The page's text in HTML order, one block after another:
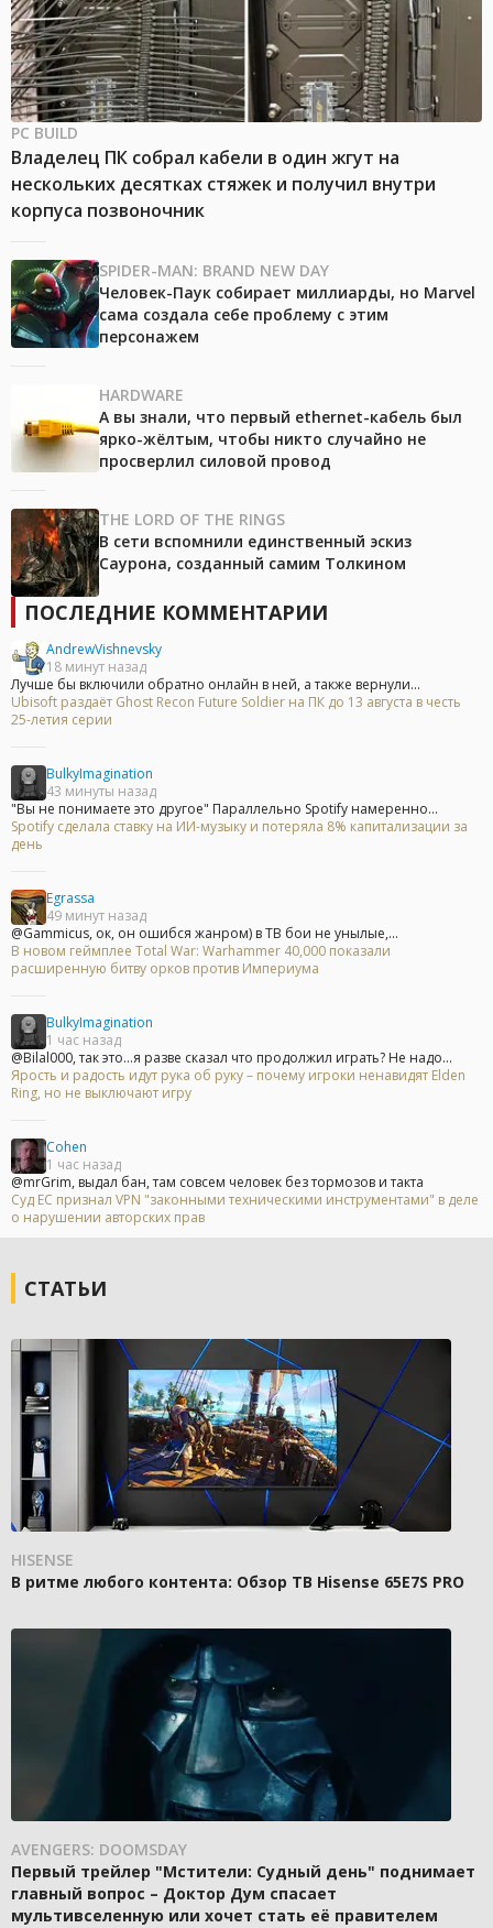
PC BUILD
Владелец ПК собрал кабели в один жгут на
нескольких десятках стяжек и получил внутри
корпуса позвоночник
SPIDER-MAN: BRAND NEW DAY
Человек-Паук собирает миллиарды, но Marvel
сама создала себе проблему с этим
персонажем
HARDWARE
А вы знали, что первый ethernet-кабель был
ярко-жёлтым, чтобы никто случайно не
просверлил силовой провод
THE LORD OF THE RINGS
В сети вспомнили единственный эскиз
Саурона, созданный самим Толкином
ПОСЛЕДНИЕ КОММЕНТАРИИ
AndrewVishnevsky
18 минут назад
Лучше бы включили обратно онлайн в ней, а также вернули...
Ubisoft раздаёт Ghost Recon Future Soldier на ПК до 13 августа в честь
25-летия серии
BulkyImagination
43 минуты назад
"Вы не понимаете это другое" Параллельно Spotify намеренно...
Spotify сделала ставку на ИИ-музыку и потеряла 8% капитализации за
день
Egrassa
49 минут назад
@Gammicus, ок, он ошибся жанром) в ТВ бои не унылые,...
В новом геймплее Total War: Warhammer 40,000 показали
расширенную битву орков против Империума
BulkyImagination
1 час назад
@Bilal000, так это...я разве сказал что продолжил играть? Не надо...
Ярость и радость идут рука об руку – почему игроки ненавидят Elden
Ring, но не выключают игру
Cohen
1 час назад
@mrGrim, выдал бан, там совсем человек без тормозов и такта
Суд ЕС признал VPN "законными техническими инструментами" в деле
о нарушении авторских прав
СТАТЬИ
HISENSE
В ритме любого контента: Обзор ТВ Hisense 65E7S PRO
AVENGERS: DOOMSDAY
Первый трейлер "Мстители: Судный день" поднимает
главный вопрос – Доктор Дум спасает
мультивселенную или хочет стать её правителем